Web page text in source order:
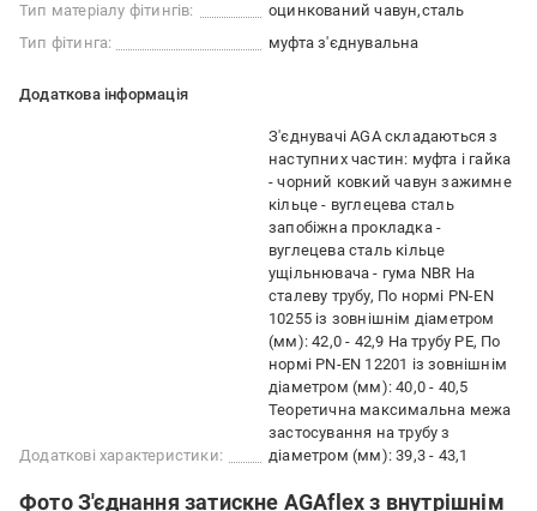
Тип матеріалу фітингів:
оцинкований чавун сталь
Тип фітинга:
муфта з'єднувальна
Додаткова інформація
Додаткові характеристики:
З'єднувачі AGA складаються з
наступних частин: муфта і гайка
- чорний ковкий чавун зажимне
кільце - вуглецева сталь
запобіжна прокладка -
вуглецева сталь кільце
ущільнювача - гума NBR На
сталеву трубу, По нормі PN-EN
10255 із зовнішнім діаметром
(мм): 42,0 - 42,9 На трубу РЕ, По
нормі PN-EN 12201 із зовнішнім
діаметром (мм): 40,0 - 40,5
Теоретична максимальна межа
застосування на трубу з
діаметром (мм): 39,3 - 43,1
Фото З'єднання затискне AGAflex з внутрішнім